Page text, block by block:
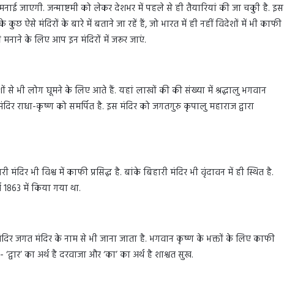
जाएगी. जन्माष्टमी को लेकर देशभर में पहले से ही तैयारियां की जा चकुी है. इस
ऐसे मंदिरों के बारे में बताने जा रहें हैं, जो भारत में ही नहीं विदेशों में भी काफी
मनाने के लिए आप इन मंदिरों में जरूर जाएं.
से भी लोग घूमने के लिए आते हैं. यहां लाखों की की संख्या में श्रद्धालु भगवान
राधा-कृष्ण को समर्पित है. इस मंदिर को जगतगुरु कृपालु महाराज द्वारा
भी विश्व में काफी प्रसिद्ध है. बांके बिहारी मंदिर भी वृंदावन में ही स्थित है.
में किया गया था.
जगत मंदिर के नाम से भी जाना जाता है. भगवान कृष्ण के भक्तों के लिए काफी
का अर्थ है दरवाजा और ‘का’ का अर्थ है शाश्वत सुख.